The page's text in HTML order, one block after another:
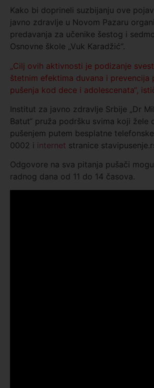
Kako bi doprineli suzbijanju ove
javno zdravlje u Novom Pazaru
predavanja za učenike šestog i
Osnovne škole „Vuk Karadžić“.
„Cilj ovih aktivnosti je podizanje
štetnim efektima duvana i prevencija
pušenja kod dece i adolescenata“,
Institut za javno zdravlje Srbije „Dr
Batut“ pruža podršku svima koji žele
pušenjem putem besplatne
0002 i internet stranice
Odgovore na sva pitanja pušači
radnog dana od 11 do 14 časova.